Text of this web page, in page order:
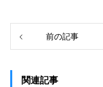
前の記事
関連記事